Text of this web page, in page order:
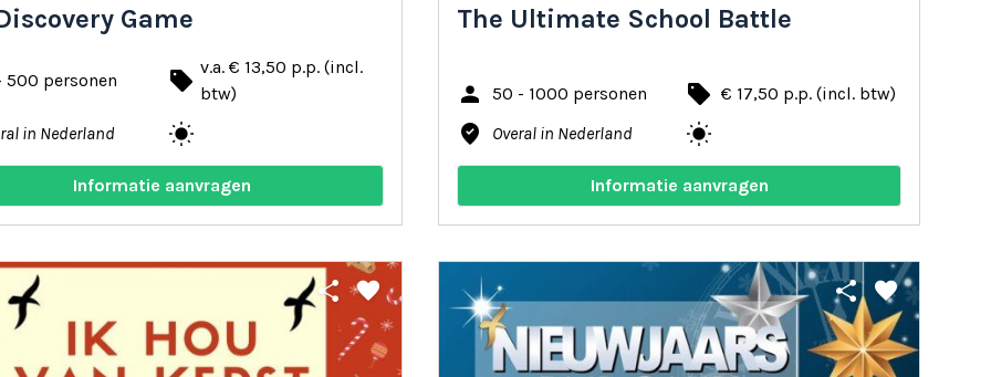
Game
500 personen local_offer v.a. € 13,50 p.p. (incl.
btw)
in Nederland wb_sunny
Informatie aanvragen
The Ultimate School Battle
person 50 - 1000 personen local_offer € 17,50 p.p. (incl. btw)
where_to_vote Overal in Nederland wb_sunny
Informatie aanvragen
share favorite share favorite